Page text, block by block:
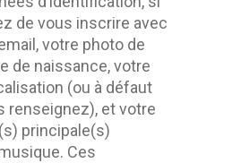
de vous inscrire avec
votre photo de
de naissance, votre
(ou à défaut
renseignez), et votre
principale(s)
Ces